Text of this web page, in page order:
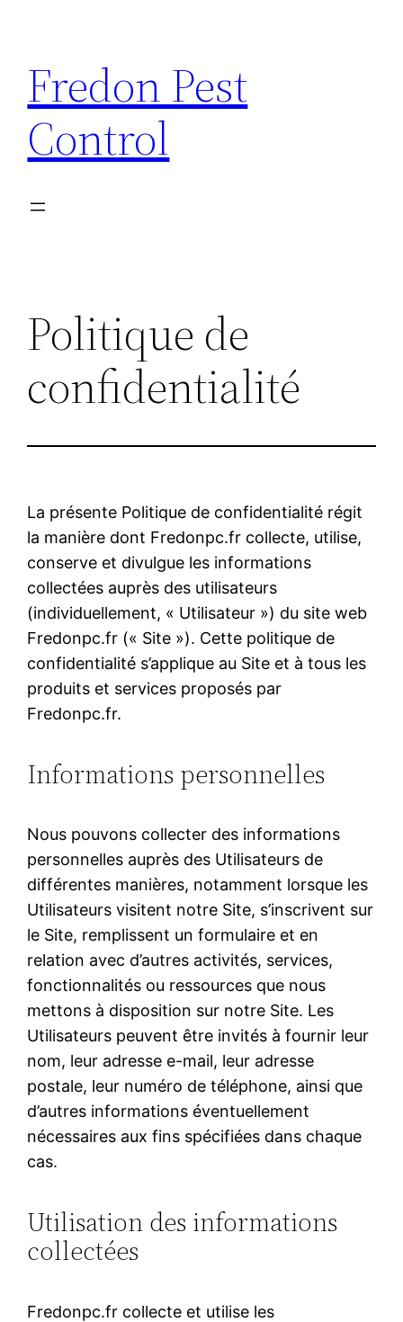
contenu
Fredon Pest
Control
Politique de
confidentialité
La présente Politique de confidentialité régit
la manière dont Fredonpc.fr collecte, utilise,
conserve et divulgue les informations
collectées auprès des utilisateurs
(individuellement, « Utilisateur ») du site web
Fredonpc.fr (« Site »). Cette politique de
confidentialité s’applique au Site et à tous les
produits et services proposés par
Fredonpc.fr.
Informations personnelles
Nous pouvons collecter des informations
personnelles auprès des Utilisateurs de
différentes manières, notamment lorsque les
Utilisateurs visitent notre Site, s’inscrivent sur
le Site, remplissent un formulaire et en
relation avec d’autres activités, services,
fonctionnalités ou ressources que nous
mettons à disposition sur notre Site. Les
Utilisateurs peuvent être invités à fournir leur
nom, leur adresse e-mail, leur adresse
postale, leur numéro de téléphone, ainsi que
d’autres informations éventuellement
nécessaires aux fins spécifiées dans chaque
cas.
Utilisation des informations
collectées
Fredonpc.fr collecte et utilise les